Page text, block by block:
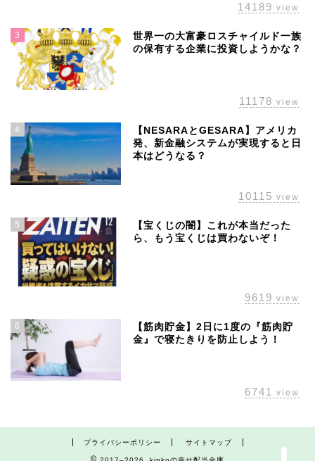
14189 view
3
世界一の大富豪ロスチャイルド一族
の保有する企業に投資しようかな？
11178 view
4
【NESARAとGESARA】アメリカ
発、新金融システムが実現すると日
本はどうなる？
10115 view
5
【宝くじの闇】これが本当だった
ら、もう宝くじは買わないぞ！
9619 view
6
【筋肉貯金】2日に1度の『筋肉貯
金』で寝たきりを防止しよう！
6741 view
プライバシーポリシー サイトマップ
ホーム
株主優待